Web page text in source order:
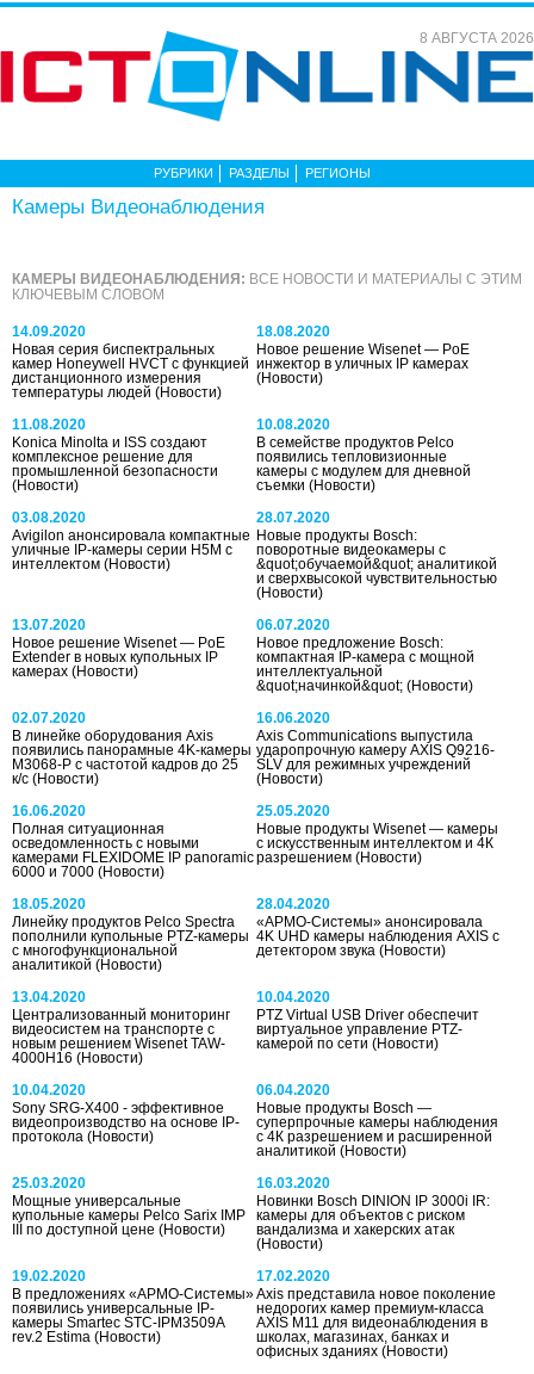
8 АВГУСТА 2026
РУБРИКИ РАЗДЕЛЫ РЕГИОНЫ
Камеры Видеонаблюдения
КАМЕРЫ ВИДЕОНАБЛЮДЕНИЯ: ВСЕ НОВОСТИ И МАТЕРИАЛЫ С ЭТИМ
КЛЮЧЕВЫМ СЛОВОМ
14.09.2020
Новая серия биспектральных
камер Honeywell HVCT с функцией
дистанционного измерения
температуры людей (Новости)
18.08.2020
Новое решение Wisenet — PoE
инжектор в уличных IP камерах
(Новости)
11.08.2020
Konica Minolta и ISS создают
комплексное решение для
промышленной безопасности
(Новости)
10.08.2020
В семействе продуктов Pelco
появились тепловизионные
камеры с модулем для дневной
съемки(Новости)
03.08.2020
Avigilon анонсировала компактные
уличные IP-камеры серии H5M с
интеллектом (Новости)
28.07.2020
Новые продукты Bosch:
поворотные видеокамеры с
&quot;обучаемой&quot; аналитикой
и сверхвысокой чувствительностью
(Новости)
13.07.2020
Новое решение Wisenet — PoE
Extender в новых купольных IP
камерах (Новости)
06.07.2020
Новое предложение Bosch:
компактная IP-камера с мощной
интеллектуальной
&quot;начинкой&quot;(Новости)
02.07.2020
В линейке оборудования Axis
появились панорамные 4K-камеры
M3068-P с частотой кадров до 25
к/c (Новости)
16.06.2020
Axis Communications выпустила
ударопрочную камеру AXIS Q9216-
SLV для режимных учреждений
(Новости)
16.06.2020
Полная ситуационная
осведомленность с новыми
камерами FLEXIDOME IP panoramic
6000 и 7000 (Новости)
25.05.2020
Новые продукты Wisenet — камеры
с искусственным интеллектом и 4К
разрешением(Новости)
18.05.2020
Линейку продуктов Pelco Spectra
пополнили купольные PTZ-камеры
с многофункциональной
аналитикой (Новости)
28.04.2020
«АРМО-Системы» анонсировала
4K UHD камеры наблюдения AXIS с
детектором звука(Новости)
13.04.2020
Централизованный мониторинг
видеосистем на транспорте с
новым решением Wisenet TAW-
4000H16 (Новости)
10.04.2020
PTZ Virtual USB Driver обеспечит
виртуальное управление PTZ-
камерой по сети(Новости)
10.04.2020
Sony SRG-X400 - эффективное
видеопроизводство на основе IP-
протокола (Новости)
06.04.2020
Новые продукты Bosch —
суперпрочные камеры наблюдения
с 4К разрешением и расширенной
аналитикой(Новости)
25.03.2020
Мощные универсальные
купольные камеры Pelco Sarix IMP
III по доступной цене (Новости)
16.03.2020
Новинки Bosch DINION IP 3000i IR:
камеры для объектов с риском
вандализма и хакерских атак
(Новости)
19.02.2020
В предложениях «АРМО-Системы»
появились универсальные IP-
камеры Smartec STC-IPM3509A
rev.2 Estima (Новости)
17.02.2020
Axis представила новое поколение
недорогих камер премиум-класса
AXIS M11 для видеонаблюдения в
школах, магазинах, банках и
офисных зданиях(Новости)